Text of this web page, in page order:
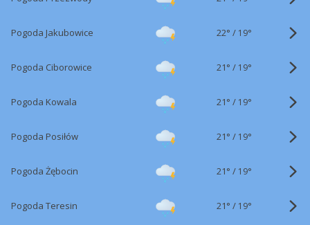
Pogoda Jakubowice 22° / 19°
Pogoda Ciborowice 21° / 19°
Pogoda Kowala 21° / 19°
Pogoda Posiłów 21° / 19°
Pogoda Żębocin 21° / 19°
Pogoda Teresin 21° / 19°